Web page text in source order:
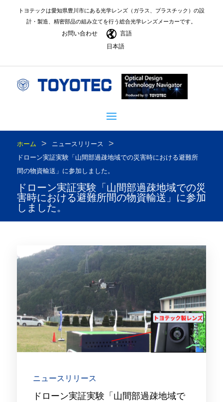
トヨテックは愛知県豊川市にある光学レンズ（ガラス、プラスチック）の設
計・製造、精密部品の組み立てを行う総合光学レンズメーカーです。
お問い合わせ
言語
日本語
ホーム > ニュースリリース >
ドローン実証実験「山間部過疎地域での災害時における避難所
間の物資輸送」に参加しました。
ドローン実証実験「山間部過疎地域での災
害時における避難所間の物資輸送」に参加
しました。
ニュースリリース
ドローン実証実験「山間部過疎地域で